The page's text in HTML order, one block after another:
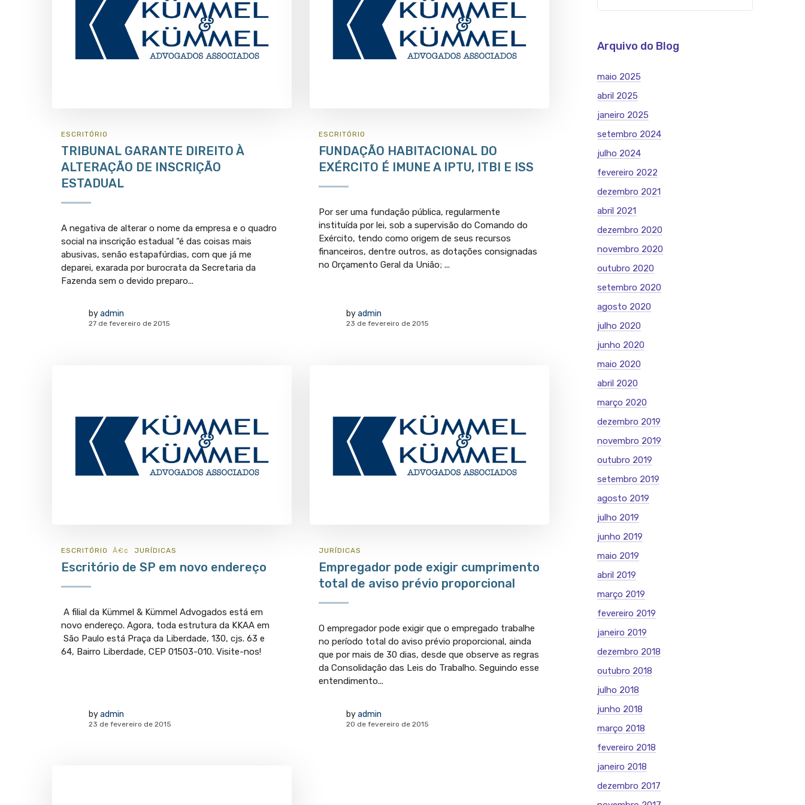
ESCRITÓRIO
TRIBUNAL GARANTE DIREITO À
ALTERAÇÃO DE INSCRIÇÃO
ESTADUAL
A negativa de alterar o nome da empresa e o quadro
social na inscrição estadual “é das coisas mais
abusivas, senão estapafúrdias, com que já me
deparei, exarada por burocrata da Secretaria da
Fazenda sem o devido preparo...
byadmin
27 de fevereiro de 2015
ESCRITÓRIO
FUNDAÇÃO HABITACIONAL DO
EXÉRCITO É IMUNE A IPTU, ITBI E ISS
Por ser uma fundação pública, regularmente
instituída por lei, sob a supervisão do Comando do
Exército, tendo como origem de seus recursos
financeiros, dentre outros, as dotações consignadas
no Orçamento Geral da União; ...
byadmin
23 de fevereiro de 2015
ESCRITÓRIO JURÍ­DICAS
Escritório de SP em novo endereço
A filial da Kümmel & Kümmel Advogados está em
novo endereço. Agora, toda estrutura da KKAA em
São Paulo está Praça da Liberdade, 130, cjs. 63 e
64, Bairro Liberdade, CEP 01503-010. Visite-nos!
byadmin
23 de fevereiro de 2015
JURÍ­DICAS
Empregador pode exigir cumprimento
total de aviso prévio proporcional
O empregador pode exigir que o empregado trabalhe
no período total do aviso prévio proporcional, ainda
que por mais de 30 dias, desde que observe as regras
da Consolidação das Leis do Trabalho. Seguindo esse
entendimento...
byadmin
20 de fevereiro de 2015
Arquivo do Blog
maio 2025
abril 2025
janeiro 2025
setembro 2024
julho 2024
fevereiro 2022
dezembro 2021
abril 2021
dezembro 2020
novembro 2020
outubro 2020
setembro 2020
agosto 2020
julho 2020
junho 2020
maio 2020
abril 2020
março 2020
dezembro 2019
novembro 2019
outubro 2019
setembro 2019
agosto 2019
julho 2019
junho 2019
maio 2019
abril 2019
março 2019
fevereiro 2019
janeiro 2019
dezembro 2018
outubro 2018
julho 2018
junho 2018
março 2018
fevereiro 2018
janeiro 2018
dezembro 2017